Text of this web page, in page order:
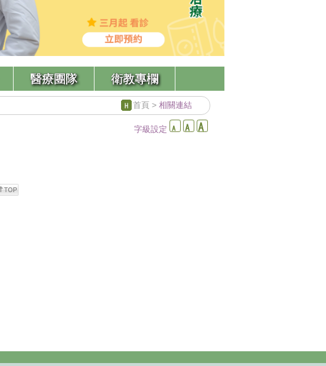
醫療團隊 衛教專欄
首頁 > 相關連結
字級設定